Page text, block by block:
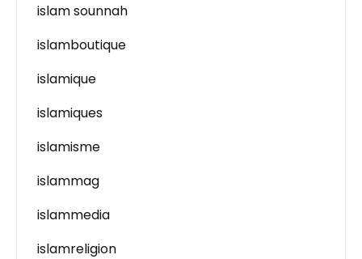
islam sounnah
islamboutique
islamique
islamiques
islamisme
islammag
islammedia
islamreligion